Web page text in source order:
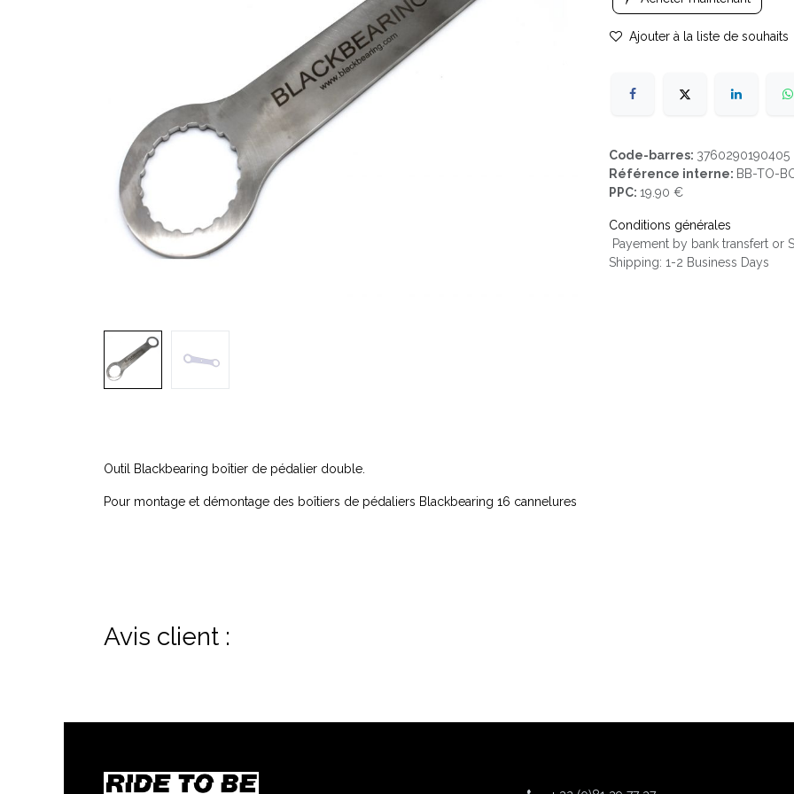
Ajouter à la liste de souhaits
Code-barres: 3760290190405
Référence interne: BB-TO-
PPC: 19.90 €
Conditions générales
Payement by bank transfert or
Shipping: 1-2 Business Days
Outil Blackbearing boîtier de pédalier double.
Pour montage et démontage des boîtiers de pédaliers Blackbearing 16 cannelures
Avis client :